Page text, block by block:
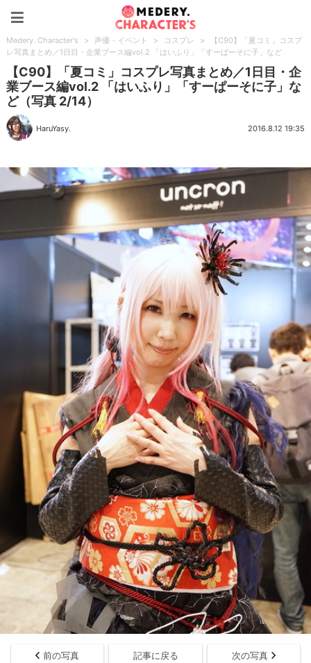
Medery. Character's > 声優・イベント > コスプレ >
【C90】「夏コミ」コスプ
レ写真まとめ／1日目・企業ブース編vol.2 「はいふり」「すーぱーそに子」など
【C90】「夏コミ」コスプレ写真まとめ／1日目・企
業ブース編vol.2 「はいふり」「すーぱーそに子」な
ど（写真 2/14）
HaruYasy. 2016.8.12 19:35
前の写真 記事に戻る 次の写真